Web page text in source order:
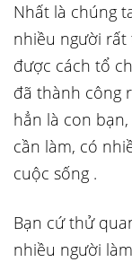
Nhất là chúng
nhiều người rất
được cách tổ
đã thành công
hẳn là con
cần làm, có
cuộc sống .
Bạn cứ thử
nhiều người